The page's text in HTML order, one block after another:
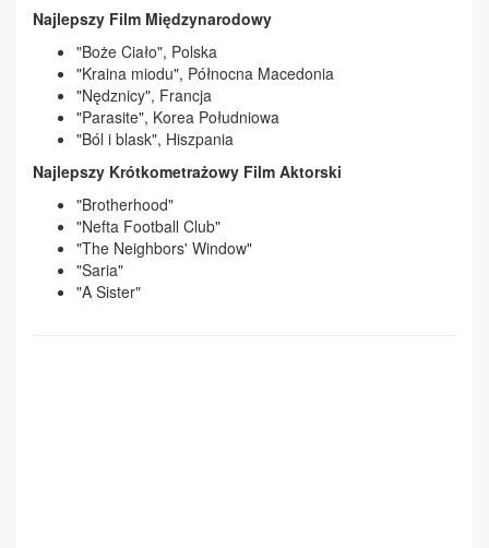
Najlepszy Film Międzynarodowy
"Boże Ciało", Polska
"Kraina miodu", Północna Macedonia
"Nędznicy", Francja
"Parasite", Korea Południowa
"Ból i blask", Hiszpania
Najlepszy Krótkometrażowy Film Aktorski
"Brotherhood"
"Nefta Football Club"
"The Neighbors' Window"
"Saria"
"A Sister"